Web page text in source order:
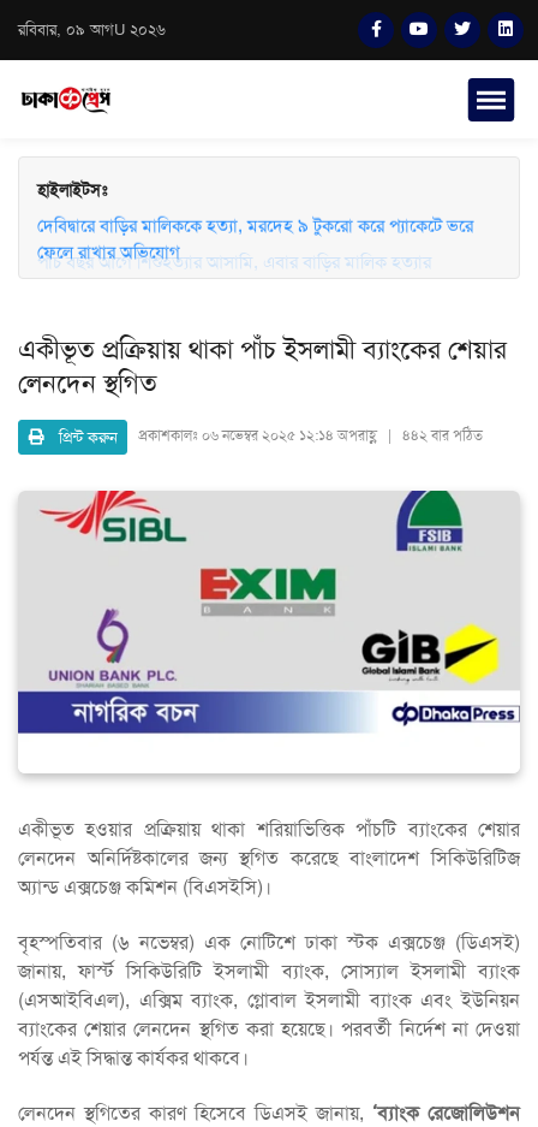
রবিবার, ০৯ আগU ২০২৬
হাইলাইটসঃ
পাঁচ বছর আগে শিশুহত্যার আসামি, এবার বাড়ির মালিক হত্যার
দেবিদ্বারে বাড়ির মালিককে হত্যা, মরদেহ ৯ টুকরো করে প্যাকেটে ভরে
ফেলে রাখার অভিযোগ
একীভূত প্রক্রিয়ায় থাকা পাঁচ ইসলামী ব্যাংকের শেয়ার
লেনদেন স্থগিত
প্রিন্ট করুন প্রকাশকালঃ ০৬ নভেম্বর ২০২৫ ১২:১৪ অপরাহ্ণ | ৪৪২ বার পঠিত
একীভূত হওয়ার প্রক্রিয়ায় থাকা শরিয়াভিত্তিক পাঁচটি ব্যাংকের শেয়ার
লেনদেন অনির্দিষ্টকালের জন্য স্থগিত করেছে বাংলাদেশ সিকিউরিটিজ
অ্যান্ড এক্সচেঞ্জ কমিশন (বিএসইসি)।
বৃহস্পতিবার (৬ নভেম্বর) এক নোটিশে ঢাকা স্টক এক্সচেঞ্জ (ডিএসই)
জানায়, ফার্স্ট সিকিউরিটি ইসলামী ব্যাংক, সোস্যাল ইসলামী ব্যাংক
(এসআইবিএল), এক্সিম ব্যাংক, গ্লোবাল ইসলামী ব্যাংক এবং ইউনিয়ন
ব্যাংকের শেয়ার লেনদেন স্থগিত করা হয়েছে। পরবর্তী নির্দেশ না দেওয়া
পর্যন্ত এই সিদ্ধান্ত কার্যকর থাকবে।
লেনদেন স্থগিতের কারণ হিসেবে ডিএসই জানায়, ‘ব্যাংক রেজোলিউশন